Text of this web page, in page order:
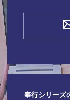
奉行シリーズ